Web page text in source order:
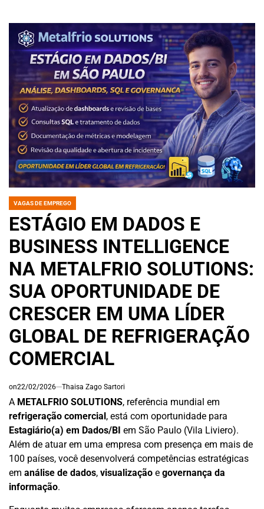
POSTED
VAGAS DE EMPREGO
ESTÁGIO EM DADOS E
BUSINESS INTELLIGENCE
NA METALFRIO SOLUTIONS:
SUA OPORTUNIDADE DE
CRESCER EM UMA LÍDER
GLOBAL DE REFRIGERAÇÃO
COMERCIAL
on22/02/2026 Thaisa Zago Sartori
A METALFRIO SOLUTIONS, referência mundial em
refrigeração comercial, está com oportunidade para
Estagiário(a) em Dados/BI em São Paulo (Vila Liviero).
Além de atuar em uma empresa com presença em mais de
100 países, você desenvolverá competências estratégicas
em análise de dados, visualização e governança da
informação.